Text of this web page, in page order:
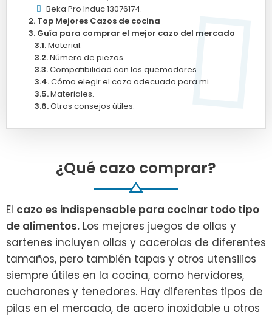
Beka Pro Induc 13076174.
Top Mejores Cazos de cocina
Guía para comprar el mejor cazo del mercado
Material.
Número de piezas.
Compatibilidad con los quemadores.
Cómo elegir el cazo adecuado para mi.
Materiales.
Otros consejos útiles.
¿Qué cazo comprar?
El cazo es indispensable para cocinar todo tipo
de alimentos. Los mejores juegos de ollas y
sartenes incluyen ollas y cacerolas de diferentes
tamaños, pero también tapas y otros utensilios
siempre útiles en la cocina, como hervidores,
cucharones y tenedores. Hay diferentes tipos de
pilas en el mercado, de acero inoxidable u otros